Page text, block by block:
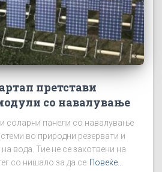
претстави
со навалување
соларни панели со навалување
во природни резервати и
вода. Тие не се закотвени на
со нишало за да се Повеќе...